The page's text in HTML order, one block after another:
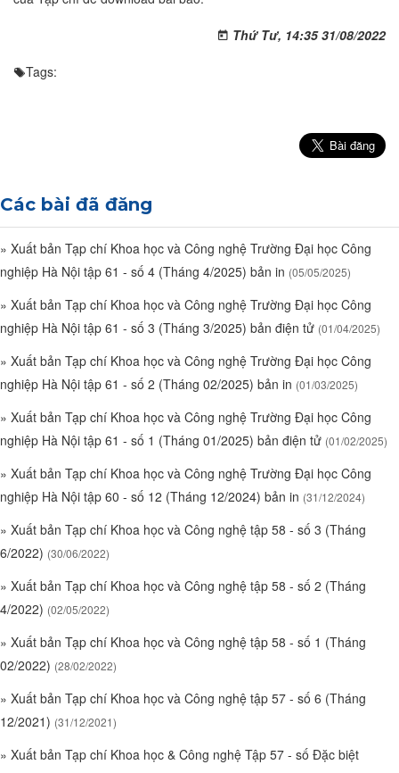
Thứ Tư, 14:35 31/08/2022
Tags:
Các bài đã đăng
» Xuất bản Tạp chí Khoa học và Công nghệ Trường Đại học Công
nghiệp Hà Nội tập 61 - số 4 (Tháng 4/2025) bản in (05/05/2025)
» Xuất bản Tạp chí Khoa học và Công nghệ Trường Đại học Công
nghiệp Hà Nội tập 61 - số 3 (Tháng 3/2025) bản điện tử (01/04/2025)
» Xuất bản Tạp chí Khoa học và Công nghệ Trường Đại học Công
nghiệp Hà Nội tập 61 - số 2 (Tháng 02/2025) bản in (01/03/2025)
» Xuất bản Tạp chí Khoa học và Công nghệ Trường Đại học Công
nghiệp Hà Nội tập 61 - số 1 (Tháng 01/2025) bản điện tử (01/02/2025)
» Xuất bản Tạp chí Khoa học và Công nghệ Trường Đại học Công
nghiệp Hà Nội tập 60 - số 12 (Tháng 12/2024) bản in (31/12/2024)
» Xuất bản Tạp chí Khoa học và Công nghệ tập 58 - số 3 (Tháng
6/2022) (30/06/2022)
» Xuất bản Tạp chí Khoa học và Công nghệ tập 58 - số 2 (Tháng
4/2022) (02/05/2022)
» Xuất bản Tạp chí Khoa học và Công nghệ tập 58 - số 1 (Tháng
02/2022) (28/02/2022)
» Xuất bản Tạp chí Khoa học và Công nghệ tập 57 - số 6 (Tháng
12/2021) (31/12/2021)
» Xuất bản Tạp chí Khoa học & Công nghệ Tập 57 - số Đặc biệt